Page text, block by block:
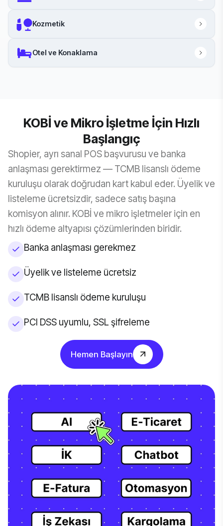
Kozmetik
Otel ve Konaklama
KOBİ ve Mikro İşletme İçin Hızlı
Başlangıç
Shopier, ayrı sanal POS başvurusu ve banka
anlaşması gerektirmez — TCMB lisanslı ödeme
kuruluşu olarak doğrudan kart kabul eder. Üyelik ve
listeleme ücretsizdir, sadece satış başına
komisyon alınır. KOBİ ve mikro işletmeler için en
hızlı ödeme altyapısı çözümlerinden biridir.
Banka anlaşması gerekmez
Üyelik ve listeleme ücretsiz
TCMB lisanslı ödeme kuruluşu
PCI DSS uyumlu, SSL şifreleme
Hemen Başlayın